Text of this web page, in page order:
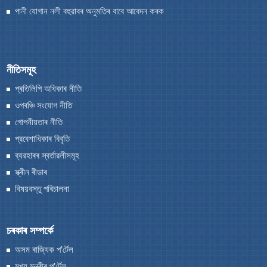
You can find information on Our Ministers, Key
Officials, Our Vision,Mission and Functions and
পানী যোগান নলী বহুৱাবৰ অনুমতিৰ বাবে আবেদন কৰক
নীতিসমূহ
প্ৰতিলিপি অধিকাৰ নীতি
ওপৰঞ্চি সংযোগ নীতি
গোপনীয়তাৰ নীতি
প্রবেশাধিকাৰ বিবৃতি
ব্যৱহাৰৰ স্বর্তাৱলীসমূহ
স্ক্ৰীন ৰীডাৰ
বিষয়বস্তু পৰিচালনা
চৰকাৰ সম্পৰ্কে
অসম ৰাজ্যিক প'ৰ্টেল